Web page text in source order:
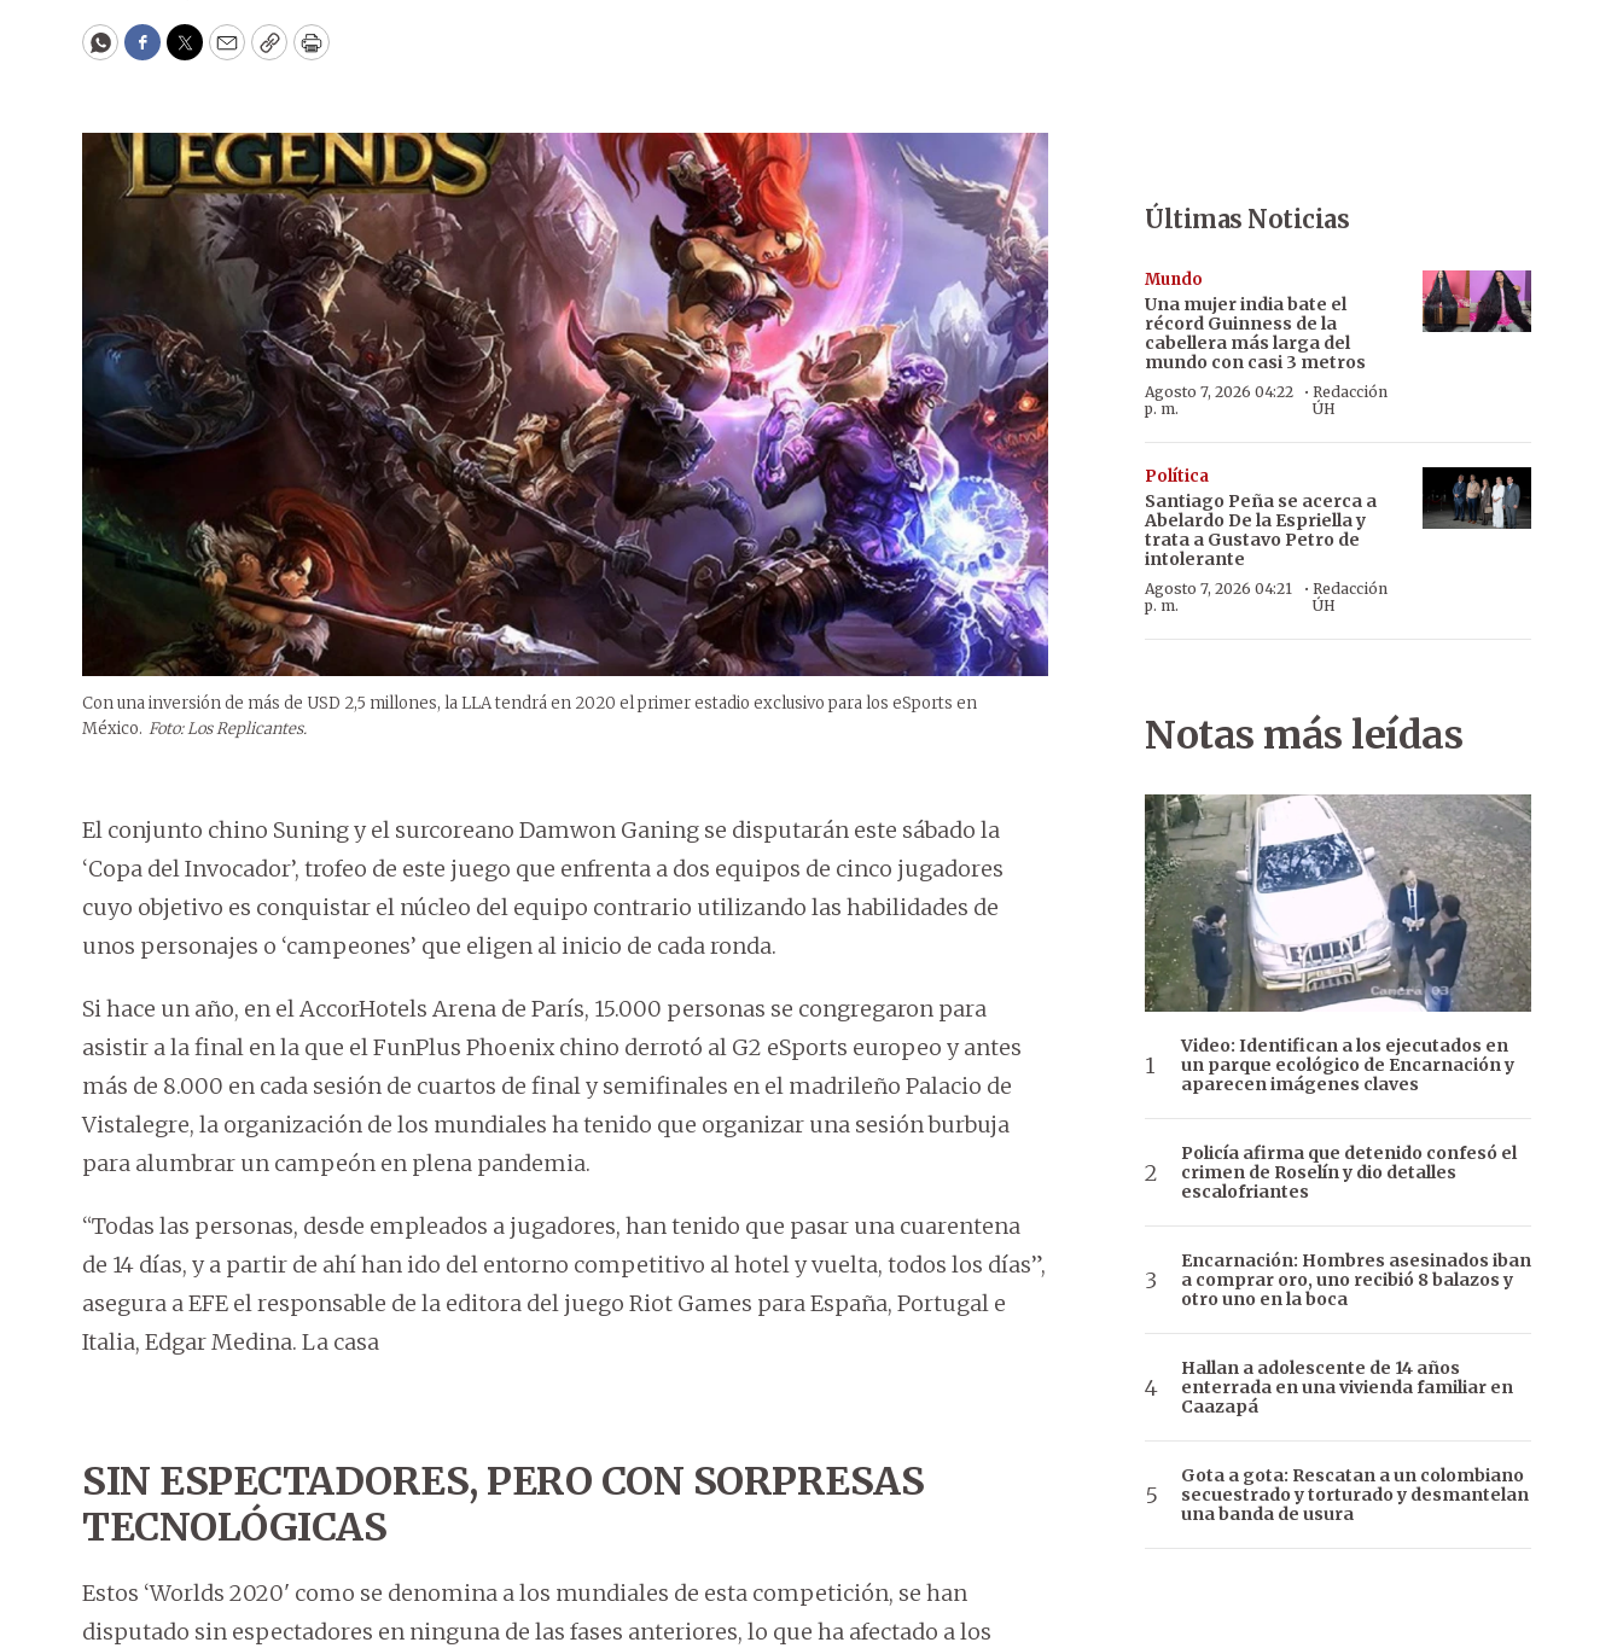
WhatsApp
Facebook
Twitter
EmailCopyPrint
Con una inversión de más de USD 2,5 millones, la LLA tendrá en 2020 el primer estadio exclusivo para los eSports en
México. Foto: Los Replicantes.
El conjunto chino Suning y el surcoreano Damwon Ganing se disputarán este sábado la
‘Copa del Invocador’, trofeo de este juego que enfrenta a dos equipos de cinco jugadores
cuyo objetivo es conquistar el núcleo del equipo contrario utilizando las habilidades de
unos personajes o ‘campeones’ que eligen al inicio de cada ronda.
Si hace un año, en el AccorHotels Arena de París, 15.000 personas se congregaron para
asistir a la final en la que el FunPlus Phoenix chino derrotó al G2 eSports europeo y antes
más de 8.000 en cada sesión de cuartos de final y semifinales en el madrileño Palacio de
Vistalegre, la organización de los mundiales ha tenido que organizar una sesión burbuja
para alumbrar un campeón en plena pandemia.
“Todas las personas, desde empleados a jugadores, han tenido que pasar una cuarentena
de 14 días, y a partir de ahí han ido del entorno competitivo al hotel y vuelta, todos los días”,
asegura a EFE el responsable de la editora del juego Riot Games para España, Portugal e
Italia, Edgar Medina. La casa
SIN ESPECTADORES, PERO CON SORPRESAS
TECNOLÓGICAS
Estos ‘Worlds 2020' como se denomina a los mundiales de esta competición, se han
disputado sin espectadores en ninguna de las fases anteriores, lo que ha afectado a los
Últimas Noticias
Mundo
Una mujer india bate el
récord Guinness de la
cabellera más larga del
mundo con casi 3 metros
Agosto 7, 2026 04:22
p. m.
·Redacción
ÚH
Política
Santiago Peña se acerca a
Abelardo De la Espriella y
trata a Gustavo Petro de
intolerante
Agosto 7, 2026 04:21
p. m.
·Redacción
ÚH
Notas más leídas
Video: Identifican a los ejecutados en
un parque ecológico de Encarnación y
aparecen imágenes claves
Policía afirma que detenido confesó el
crimen de Roselín y dio detalles
escalofriantes
Encarnación: Hombres asesinados iban
a comprar oro, uno recibió 8 balazos y
otro uno en la boca
Hallan a adolescente de 14 años
enterrada en una vivienda familiar en
Caazapá
Gota a gota: Rescatan a un colombiano
secuestrado y torturado y desmantelan
una banda de usura